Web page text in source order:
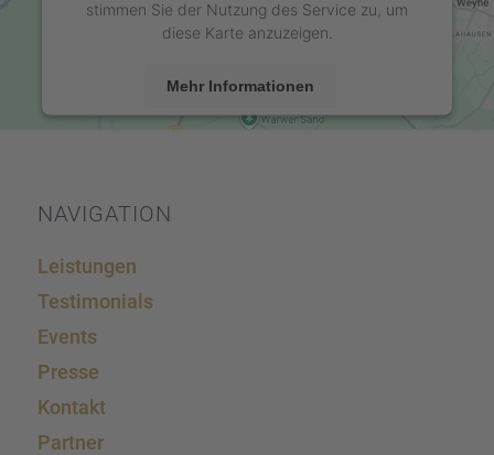
stimmen Sie der Nutzung des Service zu, um
diese Karte anzuzeigen.
Mehr Informationen
NAVIGA­TION
Leistun­gen
Testi­mo­ni­als
Events
Presse
Kontakt
Partner